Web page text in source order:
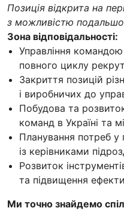
Позиція відкрита на
з можливістю
Зона відповідальності:
Управління командою
повного циклу
Закриття позицій
і виробничих до
Побудова та
команд в Україні та
Планування потреб у
із керівниками
Розвиток
та підвищення
Ми точно знайдемо